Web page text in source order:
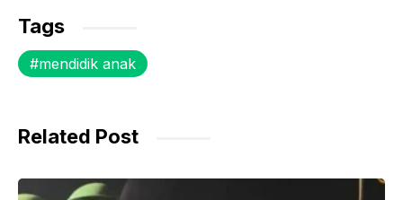
c
e
b
o
er s
A
p
Tags
mendidik anak
Related Post